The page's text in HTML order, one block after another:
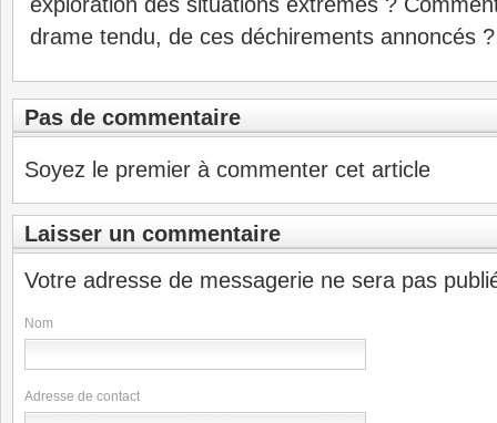
drame tendu, de ces déchirements annoncés ?
Pas de commentaire
Soyez le premier à commenter cet article
Laisser un commentaire
Votre adresse de messagerie ne sera pas
Nom
Adresse de contact